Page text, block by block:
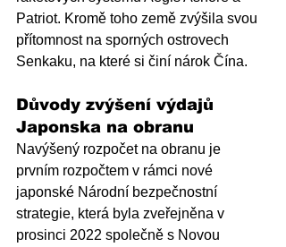
Patriot. Kromě toho země zvýšila svou
přítomnost na sporných ostrovech
Senkaku, na které si činí nárok Čína.
Důvody zvýšení výdajů
Japonska na obranu
Navýšený rozpočet na obranu je
prvním rozpočtem v rámci nové
japonské Národní bezpečnostní
strategie, která byla zveřejněna v
prosinci 2022 společně s Novou